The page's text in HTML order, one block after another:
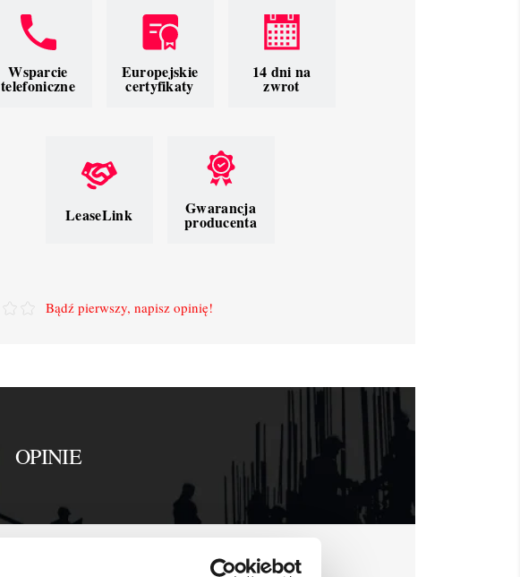
Wsparcie
telefoniczne
Europejskie
certyfikaty
14 dni na
zwrot
LeaseLink Gwarancja
producenta
Bądź pierwszy, napisz opinię!
OPINIE